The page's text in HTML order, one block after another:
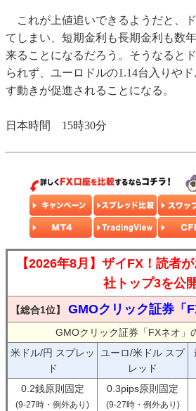
これが上値追いできるようだと、
てしまい、短期金利も長期金利も数
来ることになるだろう。そうなると
られず、ユーロドルの1.14台入りや
す動きが促進されることになる。
日本時間 15時30分
【2026年8月】ザイFX！読者
社トップ3を公
【総合1位】 GMOクリック証券「
GMOクリック証券「FXネオ」
米ドル/円 スプレッ
ド
ユーロ/米ドル スプ
レッド
0.2銭原則固定
(9-27時・例外あり)
0.3pips原則固定
(9-27時・例外あり)